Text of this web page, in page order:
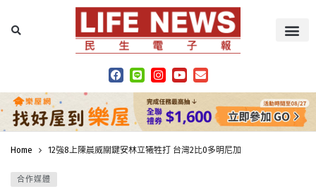
Home 12強8上陳晨威關鍵安林立犧牲打 台灣2比0多明尼加
合作媒體